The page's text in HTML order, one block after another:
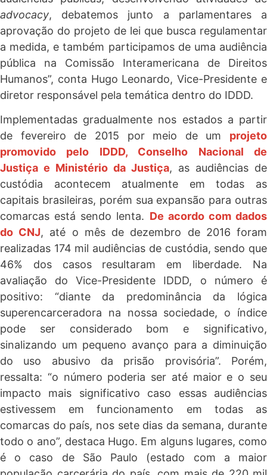
advocacy, debatemos junto a parlamentares a
aprovação do projeto de lei que busca regulamentar
a medida, e também participamos de uma audiência
pública na Comissão Interamericana de Direitos
Humanos”, conta Hugo Leonardo, Vice-Presidente e
diretor responsável pela temática dentro do IDDD.
Implementadas gradualmente nos estados a partir
de fevereiro de 2015 por meio de um projeto
promovido pelo IDDD, Conselho Nacional de
Justiça e Ministério da Justiça, as audiências de
custódia acontecem atualmente em todas as
capitais brasileiras, porém sua expansão para outras
comarcas está sendo lenta. De acordo com dados
do CNJ, até o mês de dezembro de 2016 foram
realizadas 174 mil audiências de custódia, sendo que
46% dos casos resultaram em liberdade. Na
avaliação do Vice-Presidente IDDD, o número é
positivo: “diante da predominância da lógica
superencarceradora na nossa sociedade, o índice
pode ser considerado bom e significativo,
sinalizando um pequeno avanço para a diminuição
do uso abusivo da prisão provisória”. Porém,
ressalta: “o número poderia ser até maior e o seu
impacto mais significativo caso essas audiências
estivessem em funcionamento em todas as
comarcas do país, nos sete dias da semana, durante
todo o ano”, destaca Hugo. Em alguns lugares, como
é o caso de São Paulo (estado com a maior